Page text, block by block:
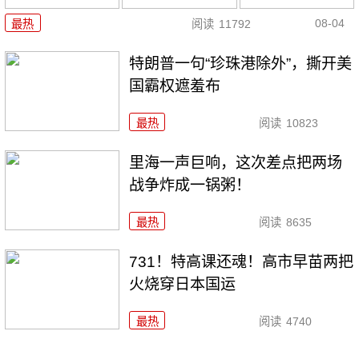
最热 阅读 11792 08-04
特朗普一句“珍珠港除外”，撕开美
国霸权遮羞布
最热 阅读 10823
里海一声巨响，这次差点把两场
战争炸成一锅粥！
最热 阅读 8635
731！特高课还魂！高市早苗两把
火烧穿日本国运
最热 阅读 4740